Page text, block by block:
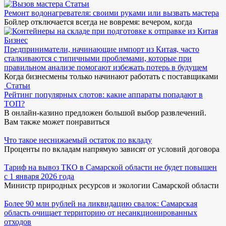
Статьи
Ремонт водонагревателя: своими руками или вызвать мастера
Бойлер отключается всегда не вовремя: вечером, когда
Бизнес
Предприниматели, начинающие импорт из Китая, часто
сталкиваются с типичными проблемами, которые при
правильном анализе помогают избежать потерь в будущем
Когда бизнесмены только начинают работать с поставщиками
Статьи
Рейтинг популярных слотов: какие аппараты попадают в
ТОП?
В онлайн-казино предложен большой выбор развлечений.
Вам также может понравиться
Что такое неснижаемый остаток по вкладу
Проценты по вкладам напрямую зависят от условий договора
Тариф на вывоз ТКО в Самарской области не будет повышен
с 1 января 2026 года
Министр природных ресурсов и экологии Самарской области
Более 90 млн рублей на ликвидацию свалок: Самарская
область очищает территорию от несанкционированных
отходов